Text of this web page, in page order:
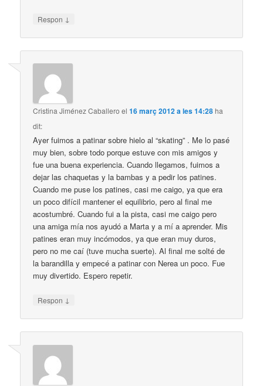
Respon ↓
Cristina Jiménez Caballero el16 març 2012 a les 14:28ha
dit:
Ayer fuimos a patinar sobre hielo al “skating” . Me lo pasé
muy bien, sobre todo porque estuve con mis amigos y
fue una buena experiencia. Cuando llegamos, fuimos a
dejar las chaquetas y la bambas y a pedir los patines.
Cuando me puse los patines, casi me caigo, ya que era
un poco difícil mantener el equilibrio, pero al final me
acostumbré. Cuando fui a la pista, casi me caigo pero
una amiga mía nos ayudó a Marta y a mí a aprender. Mis
patines eran muy incómodos, ya que eran muy duros,
pero no me caí (tuve mucha suerte). Al final me solté de
la barandilla y empecé a patinar con Nerea un poco. Fue
muy divertido. Espero repetir.
Respon ↓